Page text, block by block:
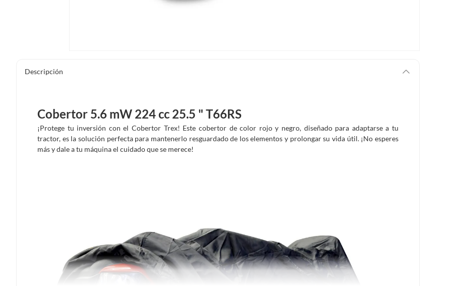
Descripción
Cobertor 5.6 mW 224 cc 25.5 " T66RS
¡Protege tu inversión con el Cobertor Trex! Este cobertor de color rojo y negro, diseñado para adaptarse a tu
tractor, es la solución perfecta para mantenerlo resguardado de los elementos y prolongar su vida útil. ¡No esperes
más y dale a tu máquina el cuidado que se merece!